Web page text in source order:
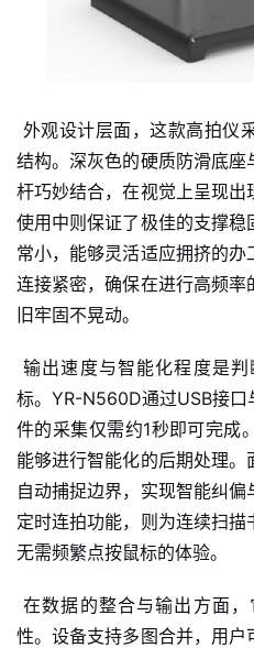
外观设计层面，这款高拍仪
结构。深灰色的硬质防滑底
杆巧妙结合，在视觉上呈现
使用中则保证了极佳的支撑
常小，能够灵活适应拥挤的
连接紧密，确保在进行高频
旧牢固不晃动。
输出速度与智能化程度是
标。YR-N560D通过USB接
件的采集仅需约1秒即可完成
能够进行智能化的后期处理
自动捕捉边界，实现智能纠
定时连拍功能，则为连续扫
无需频繁点按鼠标的体验。
在数据的整合与输出方面
性。设备支持多图合并，用